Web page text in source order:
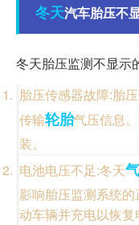
冬天汽车胎压不
冬天胎压监测不显示
胎压传感器故障:胎
传输轮胎气压信息
装。
电池电压不足:冬天
影响胎压监测系统
动车辆并充电以恢复